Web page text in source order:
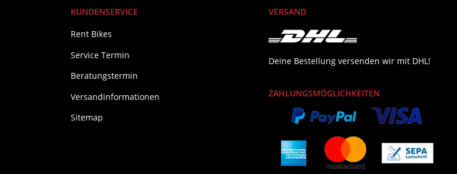
KUNDENSERVICE
Rent Bikes
Service Termin
Beratungstermin
Versandinformationen
Sitemap
VERSAND
Deine Bestellung versenden wir mit DHL!
ZAHLUNGSMÖGLICHKEITEN